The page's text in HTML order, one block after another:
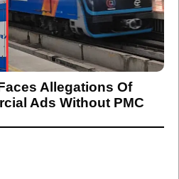
Allegations Of
Ads Without PMC